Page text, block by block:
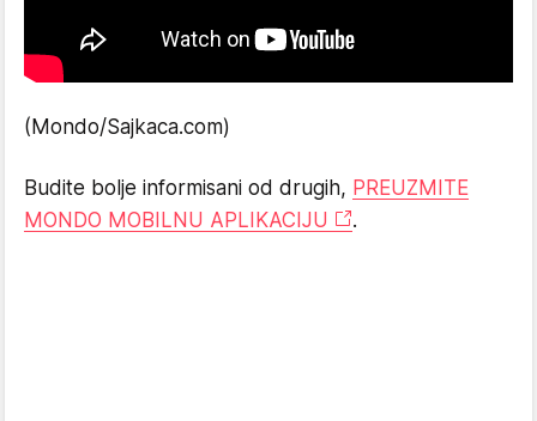
(Mondo/Sajkaca.com)
Budite bolje informisani od drugih, PREUZMITE
MONDO MOBILNU APLIKACIJU
.